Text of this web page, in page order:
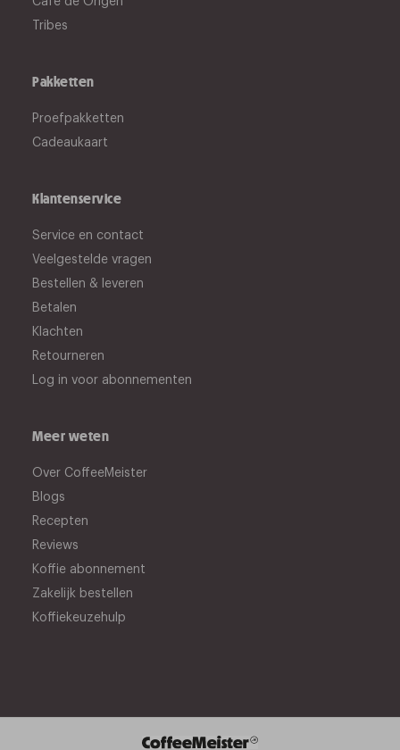
Tribes
Pakketten
Proefpakketten
Cadeaukaart
Klantenservice
Service en contact
Veelgestelde vragen
Bestellen & leveren
Betalen
Klachten
Retourneren
Log in voor abonnementen
Meer weten
Over CoffeeMeister
Blogs
Recepten
Reviews
Koffie abonnement
Zakelijk bestellen
Koffiekeuzehulp